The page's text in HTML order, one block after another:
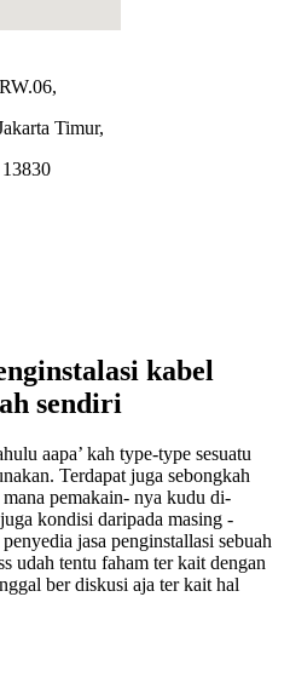
Timur,
kabel
sendiri
aapa’ kah type-type sesuatu
Terdapat juga sebongkah
pemakain- nya kudu di-
kondisi daripada masing -
jasa penginstallasi sebuah
udah tentu faham ter kait dengan
ber diskusi aja ter kait hal